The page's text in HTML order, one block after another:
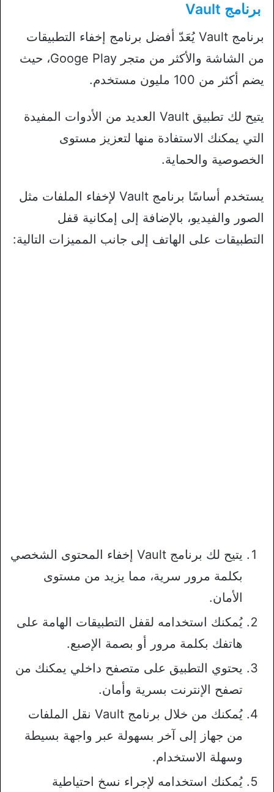
برنامج Vault
برنامج Vault يُعَدّ أفضل برنامج إخفاء التطبيقات
من الشاشة والأكثر من متجر Googe Play، حيث
يضم أكثر من 100 مليون مستخدم.
يتيح لك تطبيق Vault العديد من الأدوات المفيدة
التي يمكنك الاستفادة منها لتعزيز مستوى
الخصوصية والحماية.
يستخدم أساسًا برنامج Vault لإخفاء الملفات مثل
الصور والفيديو، بالإضافة إلى إمكانية قفل
التطبيقات على الهاتف إلى جانب المميزات التالية:
يتيح لك برنامج Vault إخفاء المحتوى الشخصي
بكلمة مرور سرية، مما يزيد من مستوى
الأمان.
يُمكنك استخدامه لقفل التطبيقات الهامة على
هاتفك بكلمة مرور أو بصمة الإصبع.
يحتوي التطبيق على متصفح داخلي يمكنك من
تصفح الإنترنت بسرية وأمان.
يُمكنك من خلال برنامج Vault نقل الملفات
من جهاز إلى آخر بسهولة عبر واجهة بسيطة
وسهلة الاستخدام.
يُمكنك استخدامه لإجراء نسخ احتياطية